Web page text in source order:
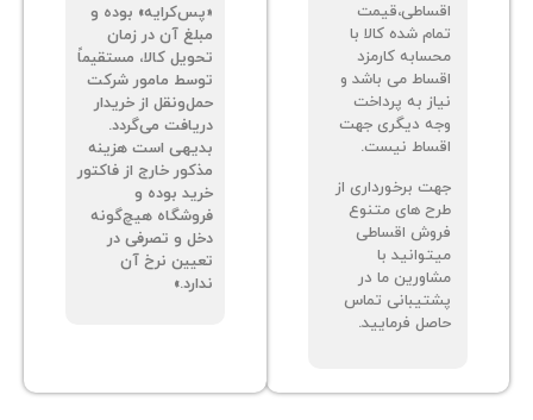
شده کالا با
می باشد و
به پرداخت
دیگری جهت
برخورداری از
های متنوع
تماس
«پس‌کرایه» بوده و
مبلغ آن در زمان
تحویل کالا، مستقیماً
توسط مامور شرکت
حمل‌ونقل از خریدار
دریافت می‌گردد.
بدیهی است هزینه
مذکور خارج از فاکتور
فروشگاه هیچ‌گونه
دخل و تصرفی در